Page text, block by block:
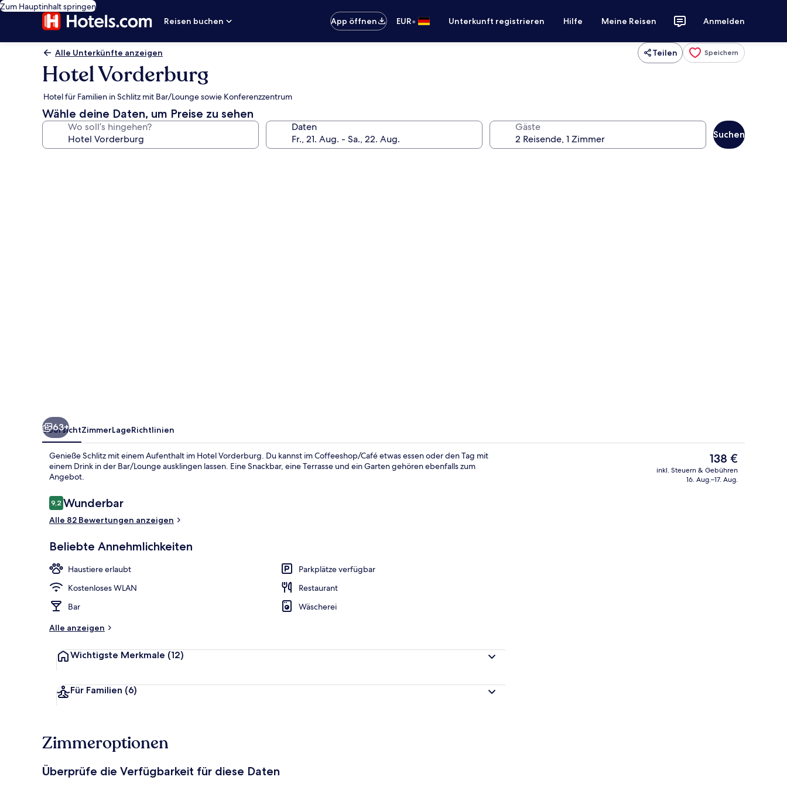
Zum Hauptinhalt springen
Reisen buchen
App öffnen EUR• Unterkunft registrieren Hilfe Meine Reisen Anmelden
Alle Unterkünfte anzeigen Teilen Speichern
Hotel Vorderburg
Hotel für Familien in Schlitz mit Bar/Lounge sowie Konferenzzentrum
Wähle deine Daten, um Preise zu sehen
Wo soll’s hingehen? Daten Gäste
Suchen
63+
ÜbersichtZimmerLageRichtlinien
Genieße Schlitz mit einem Aufenthalt im Hotel Vorderburg. Du kannst im Coffeeshop/Café etwas essen oder den Tag mit
einem Drink in der Bar/Lounge ausklingen lassen. Eine Snackbar, eine Terrasse und ein Garten gehören ebenfalls zum
Angebot.
Bewertungen
9,29,2 von 10.
Wunderbar
Alle 82 Bewertungen anzeigen
Beliebte Annehmlichkeiten
Haustiere erlaubt
Parkplätze verfügbar
Kostenloses WLAN
Restaurant
Bar
Wäscherei
Alle anzeigen
Wichtigste Merkmale (12)
Für Familien (6)
Der
aktuelle
Preis
138 €
inkl. Steuern & Gebühren
16. Aug.–17. Aug.
Zimmeroptionen
Überprüfe die Verfügbarkeit für diese Daten